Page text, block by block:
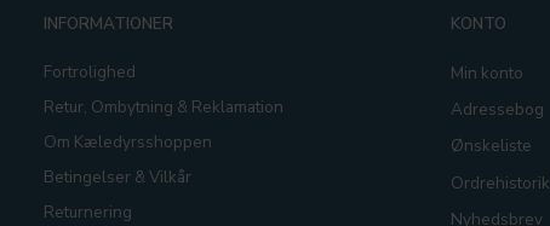
INFORMATIONER
Fortrolighed
Retur, Ombytning & Reklamation
Om Kæledyrsshoppen
Betingelser & Vilkår
Returnering
KONTO
Min konto
Adressebog
Ønskeliste
Ordrehistorik
Nyhedsbrev